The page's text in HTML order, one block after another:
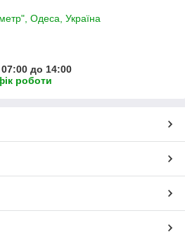
Одеса, Україна
до 14:00
роботи